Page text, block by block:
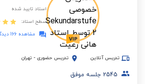
استاد تایید شده
سطح استاد:
مشاهده 166 دیدگاه
تدریس آنلاین تدریس حضوری - تهران
2545 جلسه موفق